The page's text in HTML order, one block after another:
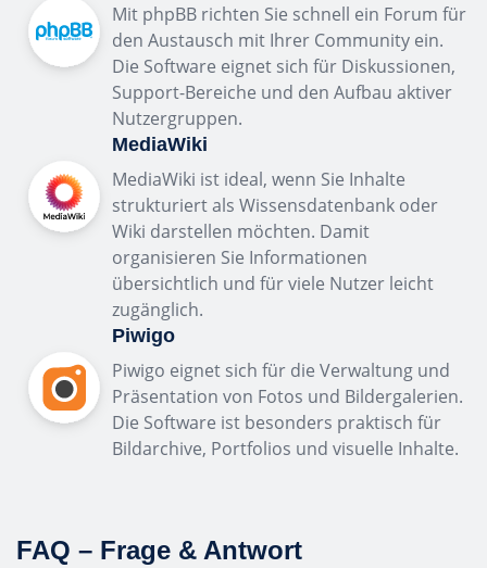
Mit phpBB richten Sie schnell ein Forum für
den Austausch mit Ihrer Community ein.
Die Software eignet sich für Diskussionen,
Support-Bereiche und den Aufbau aktiver
Nutzergruppen.
MediaWiki
MediaWiki ist ideal, wenn Sie Inhalte
strukturiert als Wissensdatenbank oder
Wiki darstellen möchten. Damit
organisieren Sie Informationen
übersichtlich und für viele Nutzer leicht
zugänglich.
Piwigo
Piwigo eignet sich für die Verwaltung und
Präsentation von Fotos und Bildergalerien.
Die Software ist besonders praktisch für
Bildarchive, Portfolios und visuelle Inhalte.
FAQ – Frage & Antwort